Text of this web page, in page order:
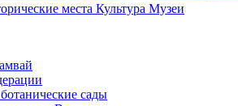
места Культура Музеи
сады